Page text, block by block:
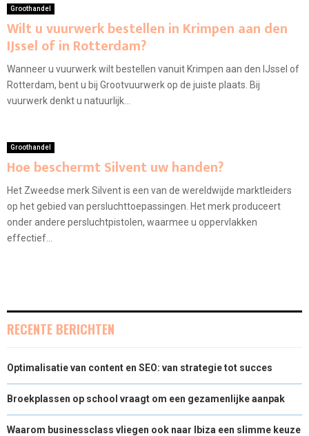
Groothandel
Wilt u vuurwerk bestellen in Krimpen aan den
IJssel of in Rotterdam?
Wanneer u vuurwerk wilt bestellen vanuit Krimpen aan den IJssel of
Rotterdam, bent u bij Grootvuurwerk op de juiste plaats. Bij
vuurwerk denkt u natuurlijk...
Groothandel
Hoe beschermt Silvent uw handen?
Het Zweedse merk Silvent is een van de wereldwijde marktleiders
op het gebied van persluchttoepassingen. Het merk produceert
onder andere persluchtpistolen, waarmee u oppervlakken
effectief...
RECENTE BERICHTEN
Optimalisatie van content en SEO: van strategie tot succes
Broekplassen op school vraagt om een gezamenlijke aanpak
Waarom businessclass vliegen ook naar Ibiza een slimme keuze